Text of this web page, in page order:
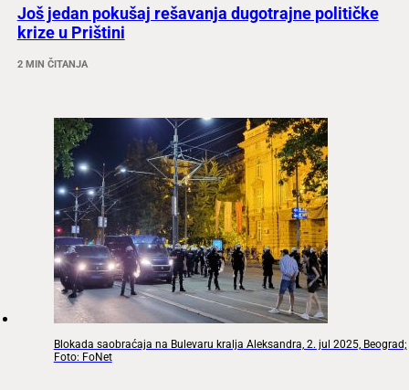
Još jedan pokušaj rešavanja dugotrajne političke
krize u Prištini
2 MIN ČITANJA
Blokada saobraćaja na Bulevaru kralja Aleksandra, 2. jul 2025, Beograd;
Foto: FoNet